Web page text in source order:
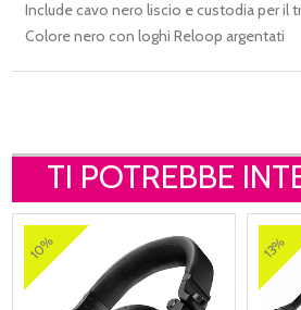
Include cavo nero liscio e custodia per il
Colore nero con loghi Reloop argentati
TI POTREBBE
10% 13%